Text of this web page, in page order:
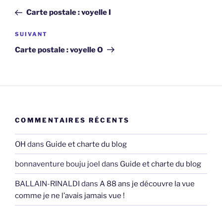
l’article
précédent
Carte postale : voyelle I
Article
suivant
SUIVANT
Carte postale : voyelle O
COMMENTAIRES RÉCENTS
OH dans Guide et charte du blog
bonnaventure bouju joel dans Guide et charte du blog
BALLAIN-RINALDI dans A 88 ans je découvre la vue
comme je ne l’avais jamais vue !